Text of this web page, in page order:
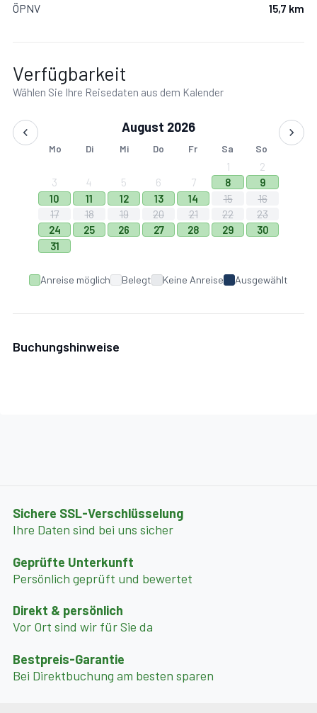
ÖPNV 15,7 km
Verfügbarkeit
Wählen Sie Ihre Reisedaten aus dem Kalender
August 2026
Mo Di Mi Do Fr Sa So
1
2
3
4 5 6 7 8
9
10
11 12 13 14 15
16
17
18 19 20 21 22
23
24
25 26 27 28 29
30
31
Anreise möglich Belegt Keine Anreise Ausgewählt
Buchungshinweise
Sichere SSL-Verschlüsselung
Ihre Daten sind bei uns sicher
Geprüfte Unterkunft
Persönlich geprüft und bewertet
Direkt & persönlich
Vor Ort sind wir für Sie da
Bestpreis-Garantie
Bei Direktbuchung am besten sparen